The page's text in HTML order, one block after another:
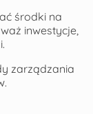
środki na
inwestycje,
zarządzania